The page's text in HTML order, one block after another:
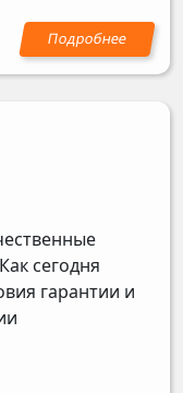
сегодня
гарантии и